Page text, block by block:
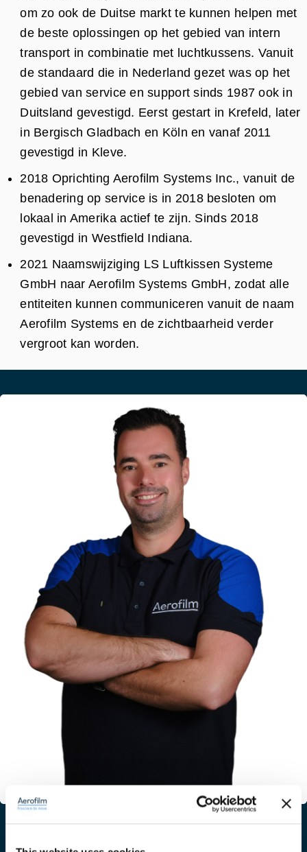
om zo ook de Duitse markt te kunnen helpen met
de beste oplossingen op het gebied van intern
transport in combinatie met luchtkussens. Vanuit
de standaard die in Nederland gezet was op het
gebied van service en support sinds 1987 ook in
Duitsland gevestigd. Eerst gestart in Krefeld, later
in Bergisch Gladbach en Köln en vanaf 2011
gevestigd in Kleve.
2018 Oprichting Aerofilm Systems Inc., vanuit de
benadering op service is in 2018 besloten om
lokaal in Amerika actief te zijn. Sinds 2018
gevestigd in Westfield Indiana.
2021 Naamswijziging LS Luftkissen Systeme
GmbH naar Aerofilm Systems GmbH, zodat alle
entiteiten kunnen communiceren vanuit de naam
Aerofilm Systems en de zichtbaarheid verder
vergroot kan worden.